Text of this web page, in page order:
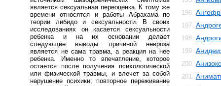
является сексуальная переоценка. К тому же
времени относятся и работы Абрахама по
теории либидо и сексуальности. В своих
исследованиях он касается сексуальности
ребенка и на их основании делает
следующие выводы: причиной невроза
является не сама травма, а реакция на нее
ребенка. Именно то впечатление, которое
остается после получения психологической
или физической травмы, и влечет за собой
нарушение психики; повторное переживание
196.
197.
198.
199.
200.
201.